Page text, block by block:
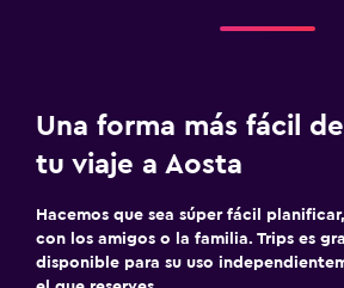
Una forma más fácil
tu viaje a Aosta
Hacemos que sea súper fácil
con los amigos o la familia. Trips es
disponible para su uso